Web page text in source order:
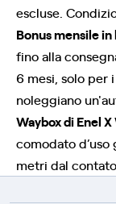
escluse.
Bonus mensile
fino alla
6 mesi, solo per
noleggiano
Waybox di Enel
comodato
metri dal